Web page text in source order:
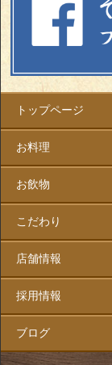
トップページ
お料理
お飲物
こだわり
店舗情報
採用情報
ブログ